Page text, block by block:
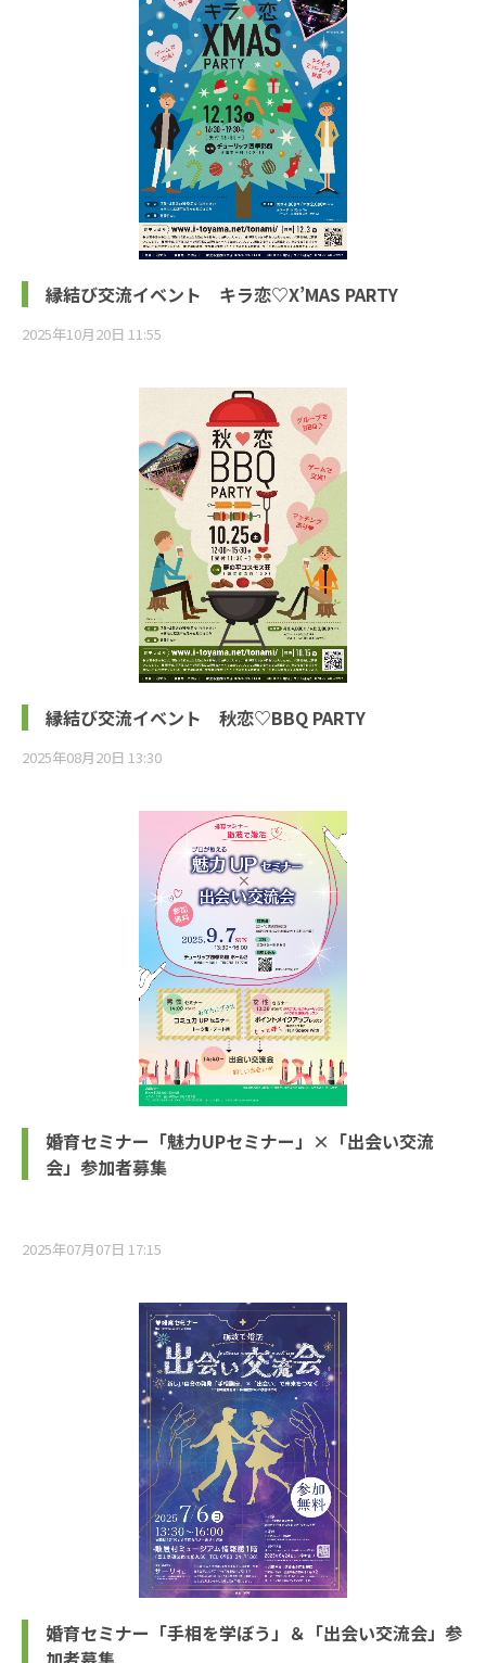
縁結び交流イベント キラ恋♡X’MAS PARTY
2025年10月20日 11:55
縁結び交流イベント 秋恋♡BBQ PARTY
2025年08月20日 13:30
婚育セミナー「魅力UPセミナー」×「出会い交流
会」参加者募集
2025年07月07日 17:15
婚育セミナー「手相を学ぼう」＆「出会い交流会」参